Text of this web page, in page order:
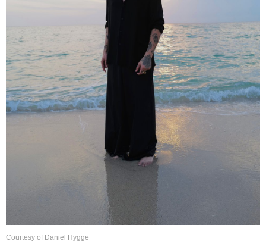
Courtesy of Daniel Hygge